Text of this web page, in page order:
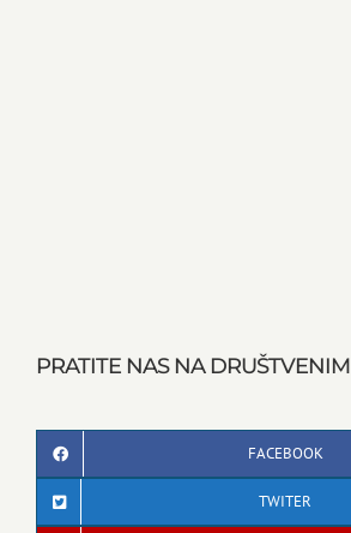
PRATITE NAS NA
FACEBOOK
TWITER